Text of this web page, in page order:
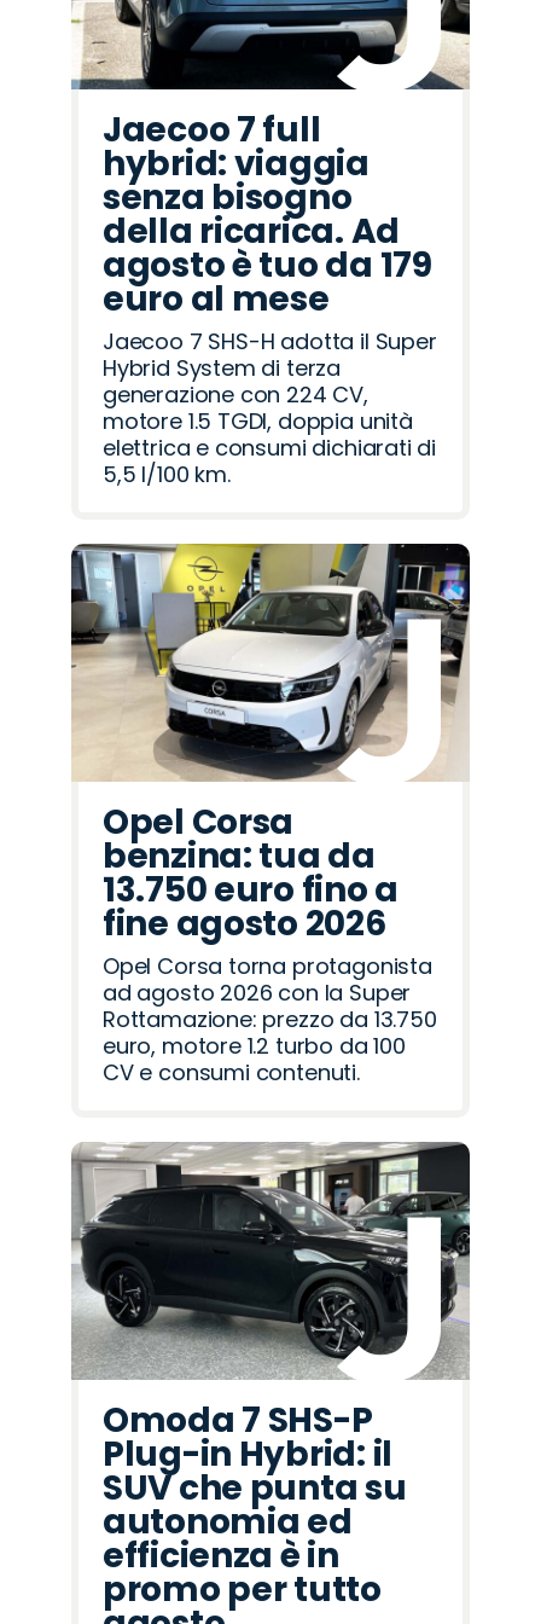
Jaecoo 7 full
hybrid: viaggia
senza bisogno
della ricarica. Ad
agosto è tuo da 179
euro al mese
Jaecoo 7 SHS-H adotta il Super
Hybrid System di terza
generazione con 224 CV,
motore 1.5 TGDI, doppia unità
elettrica e consumi dichiarati di
5,5 l/100 km.
Opel Corsa
benzina: tua da
13.750 euro fino a
fine agosto 2026
Opel Corsa torna protagonista
ad agosto 2026 con la Super
Rottamazione: prezzo da 13.750
euro, motore 1.2 turbo da 100
CV e consumi contenuti.
Omoda 7 SHS-P
Plug-in Hybrid: il
SUV che punta su
autonomia ed
efficienza è in
promo per tutto